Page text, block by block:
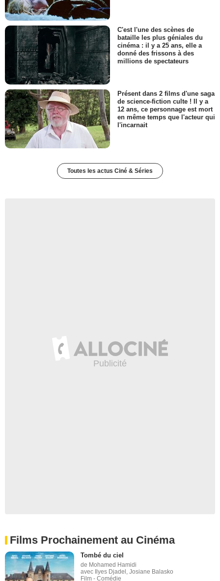
C'est l'une des scènes de
bataille les plus géniales du
cinéma : il y a 25 ans, elle a
donné des frissons à des
millions de spectateurs
Présent dans 2 films d'une saga
de science-fiction culte ! Il y a
12 ans, ce personnage est mort
en même temps que l'acteur qui
l'incarnait
Toutes les actus Ciné & Séries
Films Prochainement au Cinéma
Tombé du ciel
de Mohamed Hamidi
avec Ilyes Djadel, Josiane Balasko
Film - Comédie